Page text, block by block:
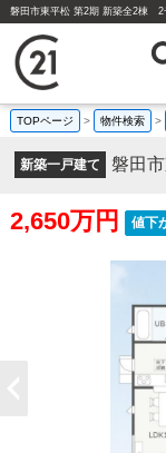
TOPページ > 物件検索 >
新築一戸建て 磐田
2,650万円 値下